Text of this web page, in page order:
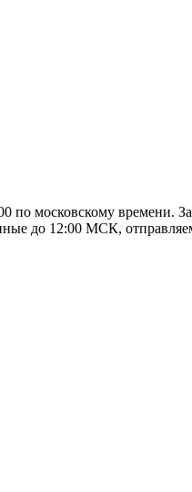
по московскому времени.
до 12:00 МСК,